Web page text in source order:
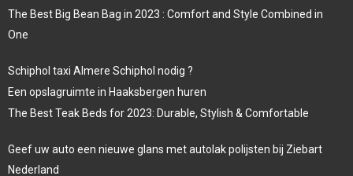
The Best Big Bean Bag in 2023 : Comfort and Style Combined in
One
Schiphol taxi Almere Schiphol nodig ?
Een opslagruimte in Haaksbergen huren
The Best Teak Beds for 2023: Durable, Stylish & Comfortable
Geef uw auto een nieuwe glans met autolak polijsten bij Ziebart
Nederland